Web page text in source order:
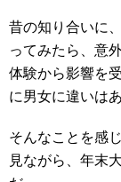
昔の知り合いに
ってみたら、意
体験から影響を
に男女に違いは
そんなことを感
見ながら、年末